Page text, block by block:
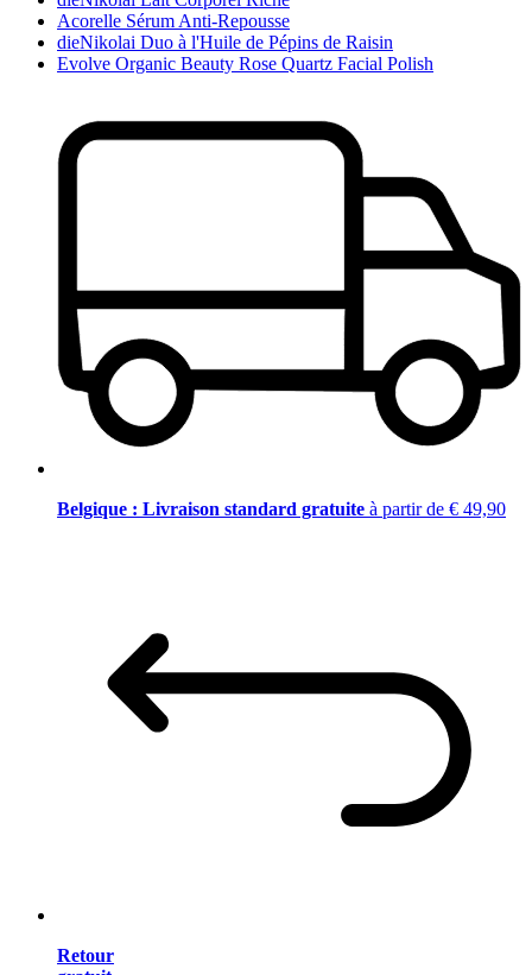
Acorelle Sérum Anti-Repousse
dieNikolai Duo à l'Huile de Pépins de Raisin
Evolve Organic Beauty Rose Quartz Facial Polish
Belgique : Livraison standard gratuite à partir de € 49,90
Retour